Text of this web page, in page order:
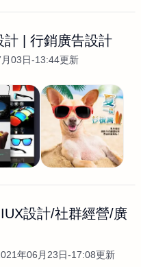
計 | 行銷廣告設計
03日-13:44更新
設計/社群經營/廣
年06月23日-17:08更新